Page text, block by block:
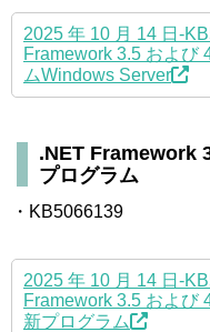
2025 年 10 月 14 日-
Framework 3.5 および
ムWindows Server
.NET Framework
プログラム
・KB5066139
2025 年 10 月 14 日-
Framework 3.5 および
新プログラム